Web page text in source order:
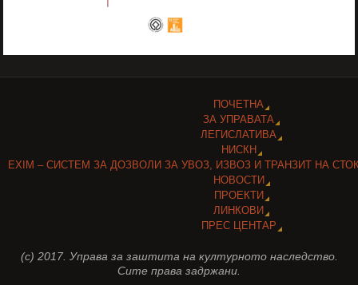
ПОЧЕТНА
ЗА УПРАВАТА
ЛЕГИСЛАТИВА
НИСКН
EXIM – СИСТЕМ ЗА ДОЗВОЛИ ЗА УВОЗ, ИЗВОЗ И ТРАНЗИТ НА
НОВОСТИ
ПРОЕКТИ
ЛИНКОВИ
ПРЕС ЦЕНТАР
(c) 2017. Управа за заштита на културното наследство.
Сите права задржани.